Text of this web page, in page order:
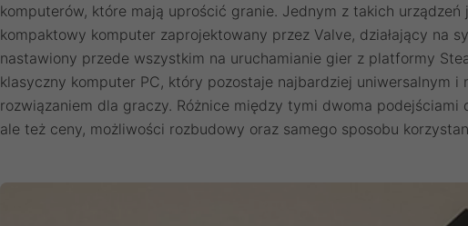
komputerów, które mają uprościć granie. Jednym z takich urządzeń
kompaktowy komputer zaprojektowany przez Valve, działający na
nastawiony przede wszystkim na uruchamianie gier z platformy
klasyczny komputer PC, który pozostaje najbardziej uniwersalnym i
rozwiązaniem dla graczy. Różnice między tymi dwoma
ale też ceny, możliwości rozbudowy oraz samego sposobu